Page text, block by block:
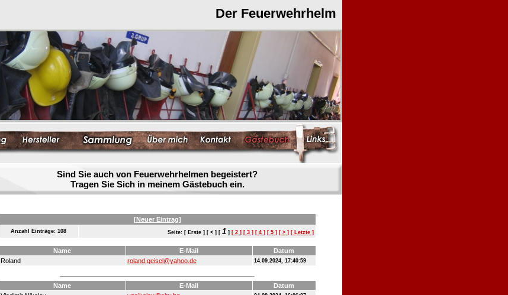
Der Feuerwehrhelm
Sind Sie auch von Feuerwehrhelmen begeistert?
Tragen Sie Sich in meinem Gästebuch ein.
[Neuer Eintrag]
Anzahl Einträge: 108 Seite: [ Erste ] [ < ] [ 1] [ 2 ] [ 3 ] [ 4 ] [ 5 ] [ > ] [ Letzte ]
Name E-Mail
Datum
Roland
roland.geisel@yahoo.de 14.09.2024, 17:40:59
Name E-Mail
Datum